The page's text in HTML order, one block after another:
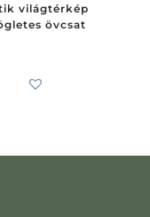
világtérkép
övcsat